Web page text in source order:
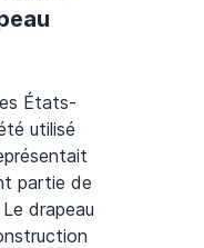
États-
utilisé
partie de
drapeau